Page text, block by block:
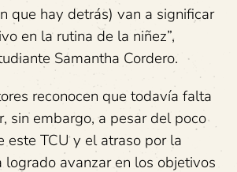
que hay detrás) van a significar
en la rutina de la niñez”,
Samantha Cordero.
reconocen que todavía falta
sin embargo, a pesar del poco
este TCU y el atraso por la
logrado avanzar en los objetivos